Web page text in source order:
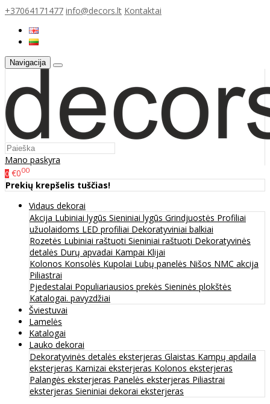
+37064171477 info@decors.lt Kontaktai
Navigacija
Mano paskyra
0 €000
Prekių krepšelis tuščias!
Vidaus dekorai
Akcija Lubiniai lygūs Sieniniai lygūs Grindjuostės Profiliai
užuolaidoms LED profiliai Dekoratyviniai balkiai
Rozetės Lubiniai raštuoti Sieniniai raštuoti Dekoratyvinės
detalės Durų apvadai Kampai Klijai
Kolonos Konsolės Kupolai Lubų panelės Nišos NMC akcija
Piliastrai
Pjedestalai Populiariausios prekės Sieninės plokštės
Katalogai. pavyzdžiai
Šviestuvai
Lamelės
Katalogai
Lauko dekorai
Dekoratyvinės detalės eksterjeras Glaistas Kampų apdaila
eksterjeras Karnizai eksterjeras Kolonos eksterjeras
Palangės eksterjeras Panelės eksterjeras Piliastrai
eksterjeras Sieniniai dekorai eksterjeras